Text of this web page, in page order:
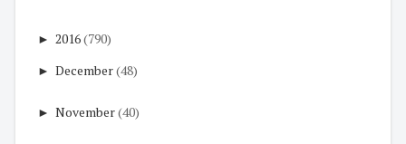
► 2016(790)
► December(48)
► November(40)